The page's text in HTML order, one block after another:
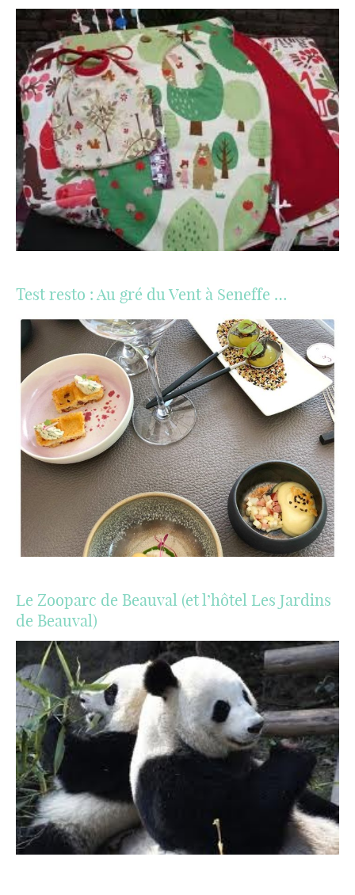
Test resto : Au gré du Vent à Seneffe …
Le Zooparc de Beauval (et l’hôtel Les Jardins
de Beauval)